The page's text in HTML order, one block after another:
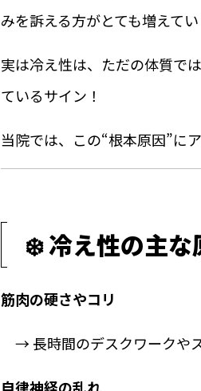
みを訴える方がとても増えて
実は冷え性は、ただの体質で
ているサイン！
当院では、この“根本原因”に
❄️ 冷え性の主な
筋肉の硬さやコリ
→ 長時間のデスクワークや
自律神経の乱れ